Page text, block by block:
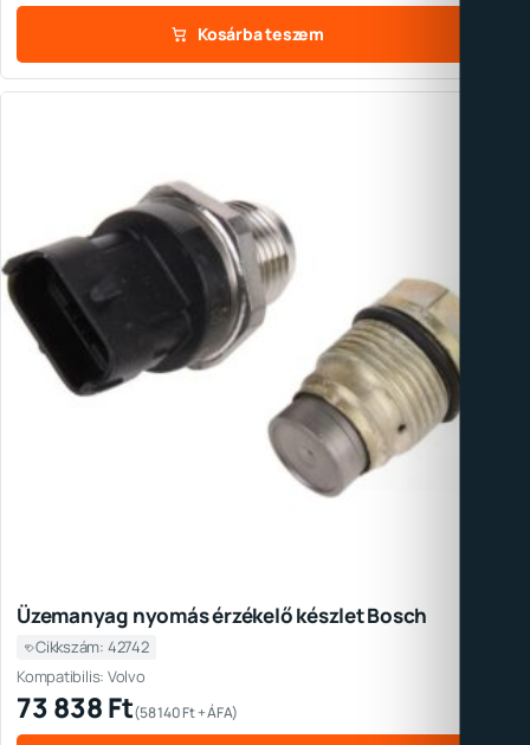
Kosárba teszem
Üzemanyag nyomás érzékelő készlet Bosch
Cikkszám: 42742
Kompatibilis: Volvo
73 838Ft(58 140Ft+ ÁFA)